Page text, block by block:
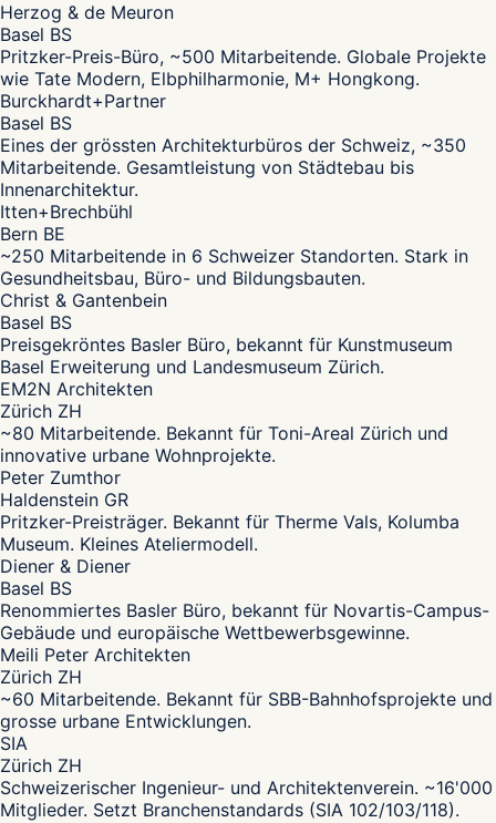
Herzog & de Meuron
Basel BS
Pritzker-Preis-Büro, ~500 Mitarbeitende. Globale Projekte
wie Tate Modern, Elbphilharmonie, M+ Hongkong.
Burckhardt+Partner
Basel BS
Eines der grössten Architekturbüros der Schweiz, ~350
Mitarbeitende. Gesamtleistung von Städtebau bis
Innenarchitektur.
Itten+Brechbühl
Bern BE
~250 Mitarbeitende in 6 Schweizer Standorten. Stark in
Gesundheitsbau, Büro- und Bildungsbauten.
Christ & Gantenbein
Basel BS
Preisgekröntes Basler Büro, bekannt für Kunstmuseum
Basel Erweiterung und Landesmuseum Zürich.
EM2N Architekten
Zürich ZH
~80 Mitarbeitende. Bekannt für Toni-Areal Zürich und
innovative urbane Wohnprojekte.
Peter Zumthor
Haldenstein GR
Pritzker-Preisträger. Bekannt für Therme Vals, Kolumba
Museum. Kleines Ateliermodell.
Diener & Diener
Basel BS
Renommiertes Basler Büro, bekannt für Novartis-Campus-
Gebäude und europäische Wettbewerbsgewinne.
Meili Peter Architekten
Zürich ZH
~60 Mitarbeitende. Bekannt für SBB-Bahnhofsprojekte und
grosse urbane Entwicklungen.
SIA
Zürich ZH
Schweizerischer Ingenieur- und Architektenverein. ~16'000
Mitglieder. Setzt Branchenstandards (SIA 102/103/118).